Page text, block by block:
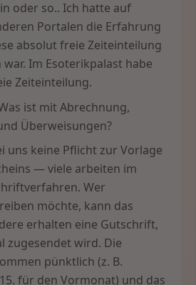
oder so.. Ich hatte auf
Portalen die Erfahrung
absolut freie Zeiteinteilung
Im Esoterikpalast habe
Zeiteinteilung.
ist mit Abrechnung,
Überweisungen?
uns keine Pflicht zur Vorlage
— viele arbeiten im
Wer
möchte, kann das
erhalten eine Gutschrift,
zugesendet wird. Die
pünktlich (z. B.
für den Vormonat) und das